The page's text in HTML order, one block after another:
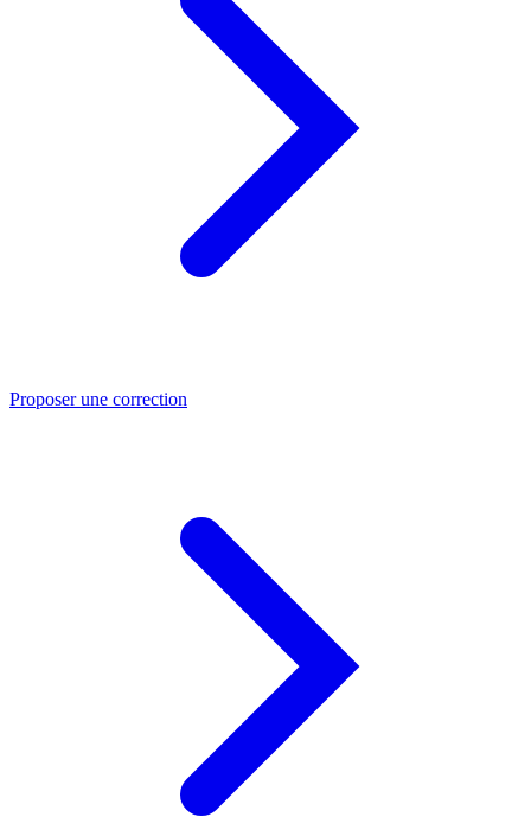
Proposer une correction